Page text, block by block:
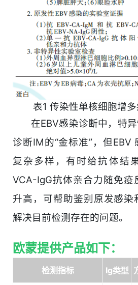
表1 传染性单核细胞增
在EBV感染诊断中，特异
诊断IM的“金标准”，但EBV
复杂多样，有时给抗体结
VCA-IgG抗体亲合力随免疫
升高，可帮助鉴别原发感染
解决目前检测存在的问题。
欧蒙提供产品如下：
检测指标 Ig类型